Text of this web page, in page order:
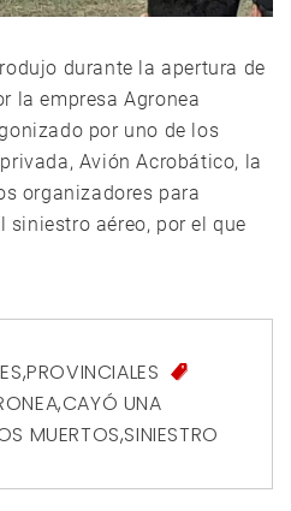
durante la apertura de
la empresa Agronea
por uno de los
Avión Acrobático, la
organizadores para
siniestro aéreo, por el que
,PROVINCIALES
,CAYÓ UNA
MUERTOS,SINIESTRO